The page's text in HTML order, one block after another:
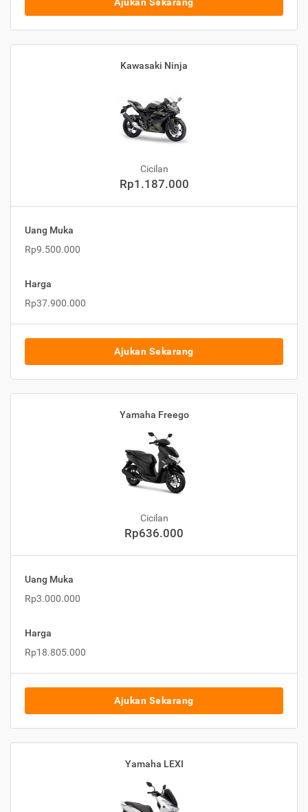
Ajukan Sekarang
Kawasaki Ninja
Cicilan
Rp1.187.000
Uang Muka
Rp9.500.000
Harga
Rp37.900.000
Ajukan Sekarang
Yamaha Freego
Cicilan
Rp636.000
Uang Muka
Rp3.000.000
Harga
Rp18.805.000
Ajukan Sekarang
Yamaha LEXI